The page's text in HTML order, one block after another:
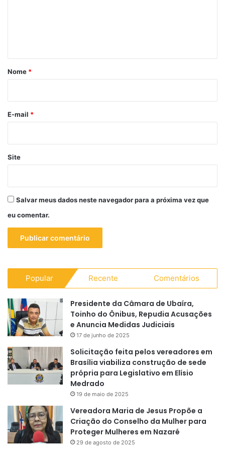
r
*
Nome *
E-mail *
Site
Salvar meus dados neste navegador para a próxima vez que
eu comentar.
Popular Recente Comentários
Presidente da Câmara de Ubaíra,
Toinho do Ônibus, Repudia Acusações
e Anuncia Medidas Judiciais
17 de junho de 2025
Solicitação feita pelos vereadores em
Brasília viabiliza construção de sede
própria para Legislativo em Elísio
Medrado
19 de maio de 2025
Vereadora Maria de Jesus Propõe a
Criação do Conselho da Mulher para
Proteger Mulheres em Nazaré
29 de agosto de 2025